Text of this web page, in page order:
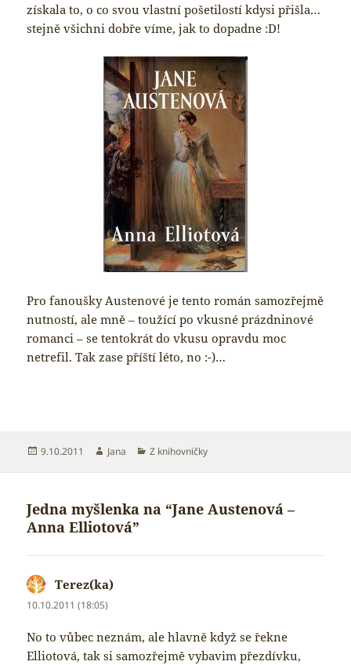
získala to, o co svou vlastní pošetilostí kdysi přišla…
stejně všichni dobře víme, jak to dopadne :D!
Pro fanoušky Austenové je tento román samozřejmě
nutností, ale mně – toužící po vkusné prázdninové
romanci – se tentokrát do vkusu opravdu moc
netrefil. Tak zase příští léto, no :-)…
Publikováno:
9.10.2011 Autor:
Jana Rubriky:
Z knihovničky
Jedna myšlenka na “Jane Austenová –
Anna Elliotová”
Terez(ka)
10.10.2011 (18:05)
No to vůbec neznám, ale hlavně když se řekne
Elliotová, tak si samozřejmě vybavim přezdívku,